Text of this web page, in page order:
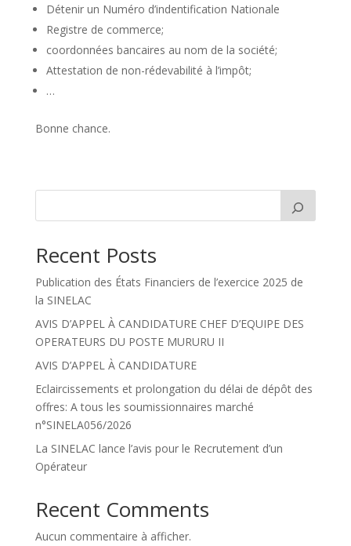
Détenir un Numéro d’indentification Nationale
Registre de commerce;
coordonnées bancaires au nom de la société;
Attestation de non-rédevabilité à l’impôt;
…
Bonne chance.
Recent Posts
Publication des États Financiers de l’exercice 2025 de
la SINELAC
AVIS D’APPEL À CANDIDATURE CHEF D’EQUIPE DES
OPERATEURS DU POSTE MURURU II
AVIS D’APPEL À CANDIDATURE
Eclaircissements et prolongation du délai de dépôt des
offres: A tous les soumissionnaires marché
n°SINELA056/2026
La SINELAC lance l’avis pour le Recrutement d’un
Opérateur
Recent Comments
Aucun commentaire à afficher.